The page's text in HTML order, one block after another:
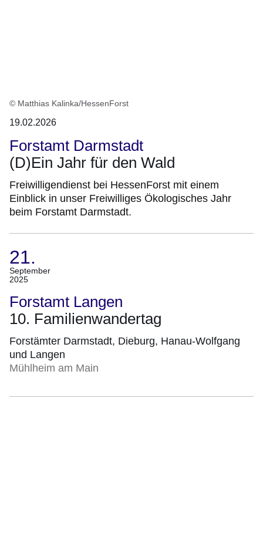
© Matthias Kalinka/HessenForst
19.02.2026
Forstamt Darmstadt
(D)Ein Jahr für den Wald
Freiwilligendienst bei HessenForst mit einem
Einblick in unser Freiwilliges Ökologisches Jahr
beim Forstamt Darmstadt.
21.
September
2025
(Termin:
21.
September
Forstamt Langen
10. Familienwandertag
Forstämter Darmstadt, Dieburg, Hanau-Wolfgang
und Langen
Mühlheim am Main